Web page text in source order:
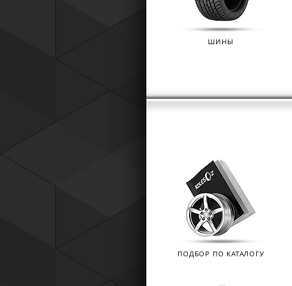
01.01.2025
Расширенная гарантия
Tyres) защищает от
повреждений — проколов,
разрывов и вздутий боковины.
ШИНЫ
ПОДБОР ПО КАТАЛОГУ